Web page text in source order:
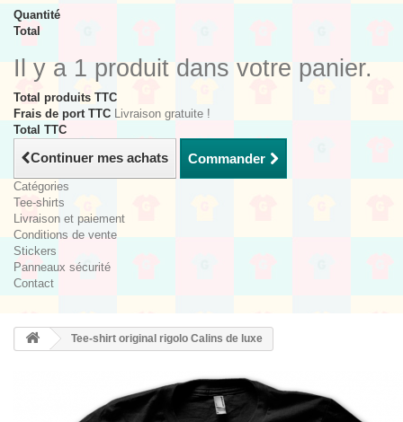
Quantité
Total
Il y a 1 produit dans votre panier.
Total produits TTC
Frais de port TTC Livraison gratuite !
Total TTC
Continuer mes achats Commander
Catégories
Tee-shirts
Livraison et paiement
Conditions de vente
Stickers
Panneaux sécurité
Contact
Tee-shirt original rigolo Calins de luxe